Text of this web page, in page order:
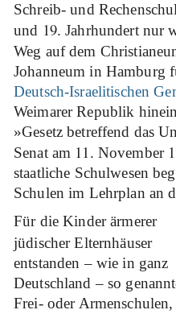
Schreib- und
und 19. Jahrhundert nur
Weg auf dem
Johanneum in Hamburg
Deutsch-Israelitischen
Weimarer Republik
»Gesetz betreffend das
Senat am 11. November
staatliche Schulwesen
Schulen im Lehrplan an
Für die Kinder ärmerer
jüdischer Elternhäuser
entstanden – wie in ganz
Deutschland – so
Frei- oder